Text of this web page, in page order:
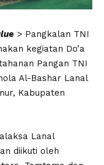
> Pangkalan TNI
kegiatan Do’a
Pangan TNI
Al-Bashar Lanal
Kabupaten
Lanal
diikuti oleh